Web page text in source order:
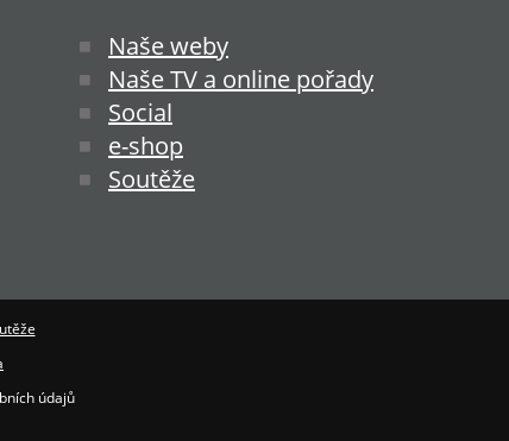
Naše weby
Naše TV a online pořady
Social
e-shop
Soutěže
údajů